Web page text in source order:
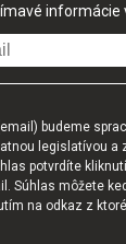
informácie
budeme
legislatívou a
potvrdíte
Súhlas môžete
na odkaz z